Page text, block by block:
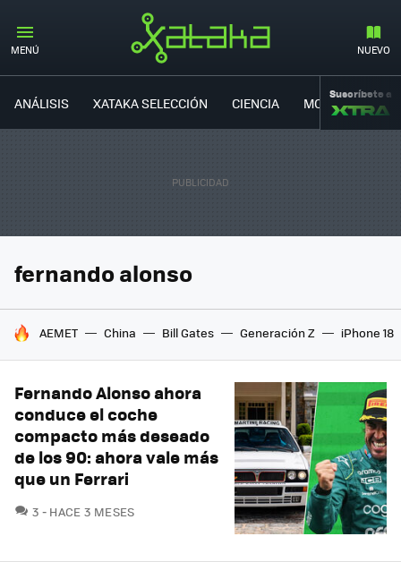
MENÚ NUEVO
ANÁLISIS XATAKA SELECCIÓN CIENCIA MOVILIDAD
Suscríbete a
fernando alonso
HOY SE HABLA DE
AEMET China Bill Gates Generación Z iPhone 18
Fernando Alonso ahora
conduce el coche
compacto más deseado
de los 90: ahora vale más
que un Ferrari
3 COMENTARIOS
HACE 3 MESES